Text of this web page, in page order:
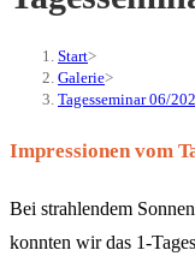
Start>
Galerie>
Tagesseminar 06/
Impressionen vom
Bei strahlendem
konnten wir das 1-